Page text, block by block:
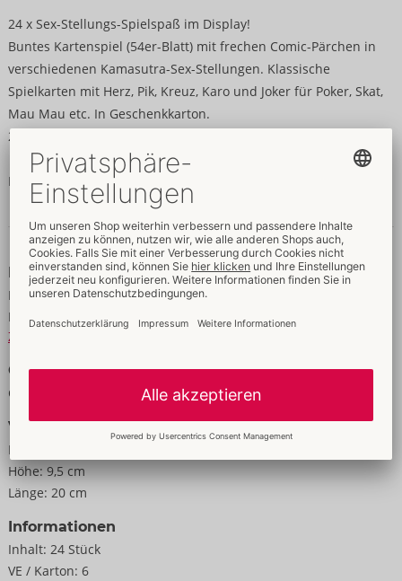
24 x Sex-Stellungs-Spielspaß im Display!
Buntes Kartenspiel (54er-Blatt) mit frechen Comic-Pärchen in
verschiedenen Kamasutra-Sex-Stellungen. Klassische
Spielkarten mit Herz, Pik, Kreuz, Karo und Joker für Poker, Skat,
Mau Mau etc. In Geschenkkarton.
24 Stück im Display (16,2 x 19 x 9,6 cm).
Papier, Karton.
Daten & Eigenschaften
Daten
Farbe: rot
Material:
Papier
Zur Materialkunde
Größe
Gewicht:
Verpackung
Breite:
Höhe: 9,5 cm
Länge: 20 cm
Informationen
Inhalt: 24 Stück
VE / Karton: 6